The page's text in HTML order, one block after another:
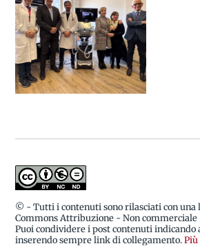
© - Tutti i contenuti sono rilasciati con una
Commons Attribuzione - Non commerciale
Puoi condividere i post contenuti indicando
inserendo sempre link di collegamento.